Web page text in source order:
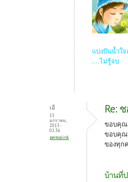
แบ่งปันน้ำใ
....ไม่รู้จบ
เอ้
15
มกราคม,
2013 -
01:36
permalink
Re:
ขอบคุณ
ขอบคุณ
ของทุก
บ้านที่ป